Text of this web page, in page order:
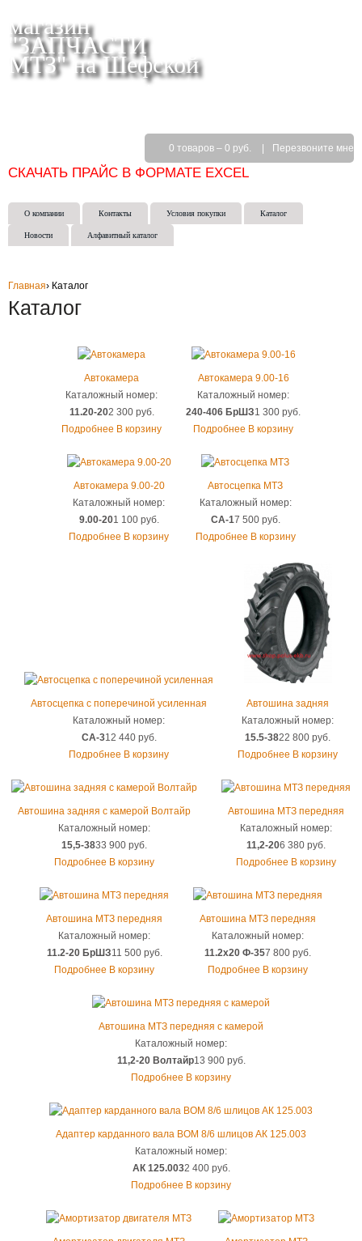
магазин
"ЗАПЧАСТИ
МТЗ" на Шефской
0 товаров – 0 руб. Перезвоните мне
СКАЧАТЬ ПРАЙС В ФОРМАТЕ EXCEL
О компании Контакты Условия покупки Каталог
Новости Алфавитный каталог
Главная› Каталог
Каталог
Автокамера
Каталожный номер:
11.20-202 300 руб.
Подробнее В корзину
Автокамера 9.00-16
Каталожный номер:
240-406 БрШЗ1 300 руб.
Подробнее В корзину
Автокамера 9.00-20
Каталожный номер:
9.00-201 100 руб.
Подробнее В корзину
Автосцепка МТЗ
Каталожный номер:
СА-17 500 руб.
Подробнее В корзину
Автосцепка с поперечиной усиленная
Каталожный номер:
СА-312 440 руб.
Подробнее В корзину
Автошина задняя
Каталожный номер:
15.5-3822 800 руб.
Подробнее В корзину
Автошина задняя с камерой Волтайр
Каталожный номер:
15,5-3833 900 руб.
Подробнее В корзину
Автошина МТЗ передняя
Каталожный номер:
11,2-206 380 руб.
Подробнее В корзину
Автошина МТЗ передняя
Каталожный номер:
11.2-20 БрШЗ11 500 руб.
Подробнее В корзину
Автошина МТЗ передняя
Каталожный номер:
11.2х20 Ф-357 800 руб.
Подробнее В корзину
Автошина МТЗ передняя с камерой
Каталожный номер:
11,2-20 Волтайр13 900 руб.
Подробнее В корзину
Адаптер карданного вала ВОМ 8/6 шлицов АК 125.003
Каталожный номер:
АК 125.0032 400 руб.
Подробнее В корзину